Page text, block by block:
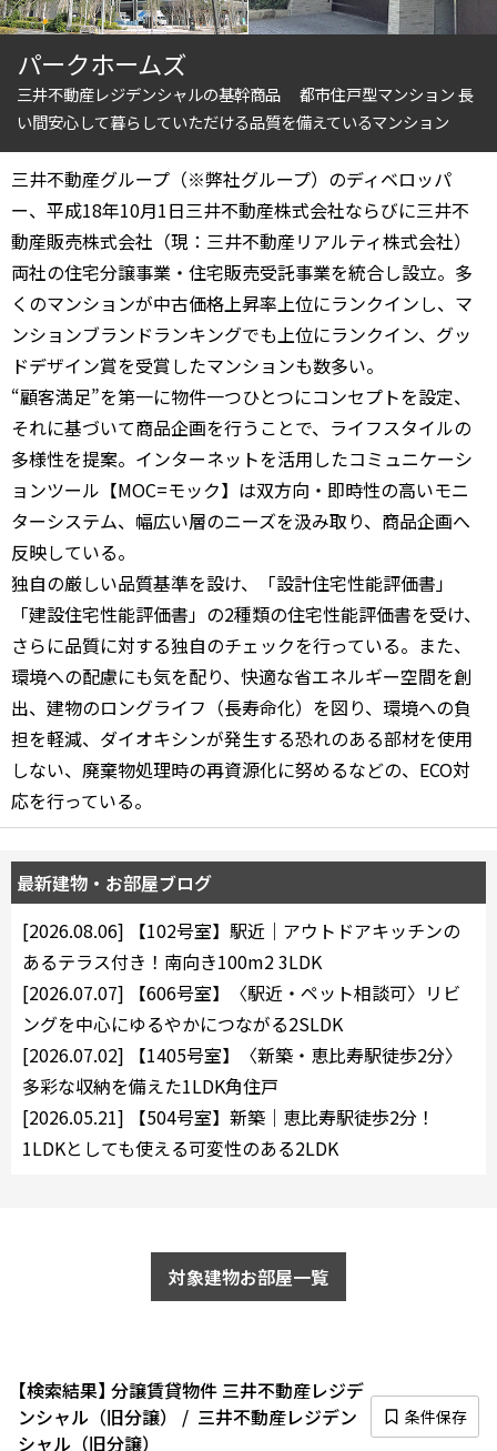
パークホームズ
三井不動産レジデンシャルの基幹商品 都市住戸型マンション 長
い間安心して暮らしていただける品質を備えているマンション
三井不動産グループ（※弊社グループ）のディベロッパ
ー、平成18年10月1日三井不動産株式会社ならびに三井不
動産販売株式会社（現：三井不動産リアルティ株式会社）
両社の住宅分譲事業・住宅販売受託事業を統合し設立。多
くのマンションが中古価格上昇率上位にランクインし、マ
ンションブランドランキングでも上位にランクイン、グッ
ドデザイン賞を受賞したマンションも数多い。
“顧客満足”を第一に物件一つひとつにコンセプトを設定、
それに基づいて商品企画を行うことで、ライフスタイルの
多様性を提案。インターネットを活用したコミュニケーシ
ョンツール【MOC=モック】は双方向・即時性の高いモニ
ターシステム、幅広い層のニーズを汲み取り、商品企画へ
反映している。
独自の厳しい品質基準を設け、「設計住宅性能評価書」
「建設住宅性能評価書」の2種類の住宅性能評価書を受け、
さらに品質に対する独自のチェックを行っている。また、
環境への配慮にも気を配り、快適な省エネルギー空間を創
出、建物のロングライフ（長寿命化）を図り、環境への負
担を軽減、ダイオキシンが発生する恐れのある部材を使用
しない、廃棄物処理時の再資源化に努めるなどの、ECO対
応を行っている。
最新建物・お部屋ブログ
[2026.08.06]
【102号室】駅近｜アウトドアキッチンの
あるテラス付き！南向き100m2 3LDK
[2026.07.07]
【606号室】〈駅近・ペット相談可〉リビ
ングを中心にゆるやかにつながる2SLDK
[2026.07.02]
【1405号室】〈新築・恵比寿駅徒歩2分〉
多彩な収納を備えた1LDK角住戸
[2026.05.21]
【504号室】新築｜恵比寿駅徒歩2分！
1LDKとしても使える可変性のある2LDK
対象建物お部屋一覧
検索結果 分譲賃貸物件 三井不動産レジデ
ンシャル（旧分譲）
三井不動産レジデン
シャル（旧分譲）
条件保存
指定なし
1分以内
3分以内
5分以内
10分以内
他条件
当社限定物件
専任物件
三井の賃貸物件
申込無し物件のみ表示
ペット可・相談
楽器可・相談
入居可能日
より詳細な絞り込み
建物施設やお部屋の設備、方位、階数などの絞り込みが
できます
設定あり
検索対象お部屋数
149件